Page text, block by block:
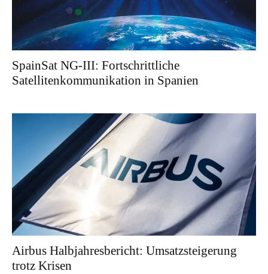
SpainSat NG-III: Fortschrittliche
Satellitenkommunikation in Spanien
Airbus Halbjahresbericht: Umsatzsteigerung
trotz Krisen